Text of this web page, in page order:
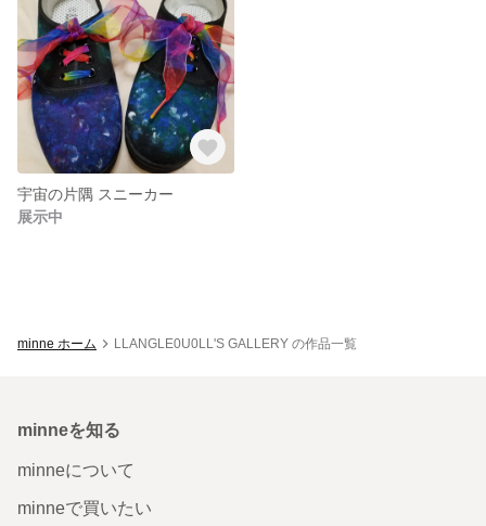
宇宙の片隅 スニーカー
展示中
minne ホーム LLANGLE0U0LL'S GALLERY の作品一覧
minneを知る
minneについて
minneで買いたい